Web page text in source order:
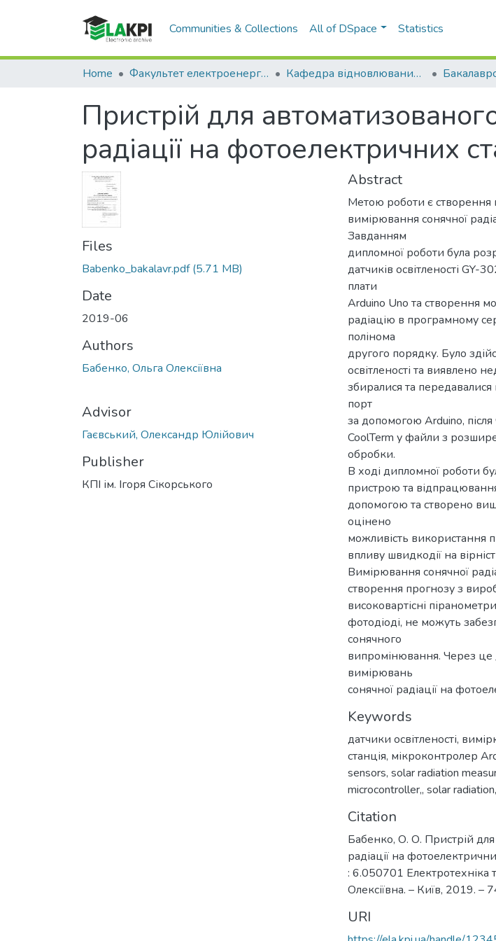
Communities & Collections All of DSpace Statistics
Home Факультет електроенерготехніки та автоматики (ФЕА) Кафедра відновлюваних джерел енергії (ВДЕ)
Пристрій для
радіації на фотоелектричних
Files
Babenko_bakalavr.pdf(5.71 MB)
Date
2019-06
Authors
Бабенко, Ольга Олексіївна
Advisor
Гаєвський, Олександр Юлійович
Publisher
КПІ ім. Ігоря Сікорського
Abstract
Метою роботи є створення
вимірювання сонячної
Завданням
дипломної роботи була
датчиків освітленості
плати
Arduino Uno та створення
радіацію в програмному
полінома
другого порядку. Було
освітленості та виявлено
збиралися та
порт
за допомогою Arduino,
CoolTerm у файли з
обробки.
В ході дипломної роботи
пристрою та
допомогою та створено
оцінено
можливість використання
впливу швидкодії на
Вимірювання сонячної
створення прогнозу з
високовартісні
фотодіоді, не можуть
сонячного
випромінювання. Через це
вимірювань
сонячної радіації на
Keywords
датчики освітленості,
станція, мікроконтролер
sensors, solar radiation
microcontroller,, solar radiation,
Citation
Бабенко, О. О. Пристрій
радіації на
: 6.050701 Електротехніка
Олексіївна. – Київ, 2019. –
URI